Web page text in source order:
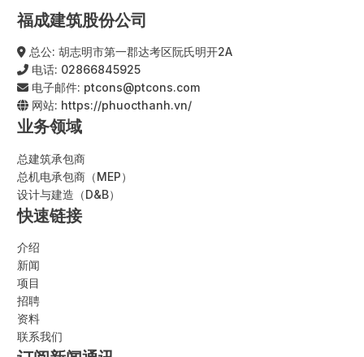
福成建筑股份公司
总公: 胡志明市第一郡达考区阮氏明开2A
电话: 02866845925
电子邮件: ptcons@ptcons.com
网站: https://phuocthanh.vn/
业务领域
总建筑承包商
总机电承包商（MEP）
设计与建造（D&B）
快速链接
介绍
新闻
项目
招聘
资料
联系我们